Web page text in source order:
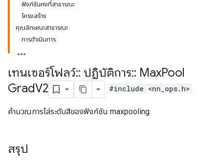
ฟังก์ชันคงที่สาธารณะ
โครงสร้าง
คุณลักษณะสาธารณะ
การดำเนินการ
เทนเซอร์โฟลว์:: ปฏิบัติการ:: MaxPool
GradV2 #include <nn_ops.h>
คำนวณการไล่ระดับสีของฟังก์ชัน maxpooling
สรุป